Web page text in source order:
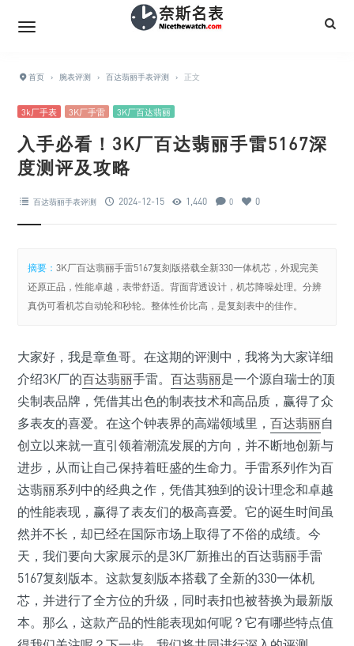
首页 › 腕表评测 › 百达翡丽手表评测 › 正文
3k厂手表 3K厂手雷 3K厂百达翡丽
入手必看！3K厂百达翡丽手雷5167深
度测评及攻略
百达翡丽手表评测 2024-12-15 1,440 0 0
摘要：3K厂百达翡丽手雷5167复刻版搭载全新330一体机芯，外观完美
还原正品，性能卓越，表带舒适。背面背透设计，机芯降噪处理。分辨
真伪可看机芯自动轮和秒轮。整体性价比高，是复刻表中的佳作。
大家好，我是章鱼哥。在这期的评测中，我将为大家详细
介绍3K厂的百达翡丽手雷。 百达翡丽是一个源自瑞士的顶
尖制表品牌，凭借其出色的制表技术和高品质，赢得了众
多表友的喜爱。在这个钟表界的高端领域里， 百达翡丽自
创立以来就一直引领着潮流发展的方向，并不断地创新与
进步，从而让自己保持着旺盛的生命力。手雷系列作为百
达翡丽系列中的经典之作，凭借其独到的设计理念和卓越
的性能表现，赢得了表友们的极高喜爱。它的诞生时间虽
然并不长，却已经在国际市场上取得了不俗的成绩。今
天，我们要向大家展示的是3K厂新推出的百达翡丽手雷
5167复刻版本。这款复刻版本搭载了全新的330一体机
芯，并进行了全方位的升级，同时表扣也被替换为最新版
本。那么，这款产品的性能表现如何呢？它有哪些特点值